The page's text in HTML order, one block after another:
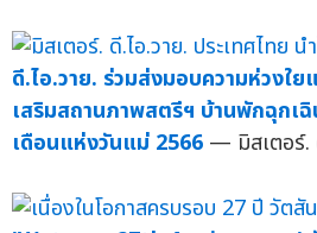
ดี.ไอ.วาย. ร่วมส่งมอบความห่วง
เสริมสถานภาพสตรีฯ บ้านพักฉุกเ
เดือนแห่งวันแม่ 2566 — มิสเตอร์.